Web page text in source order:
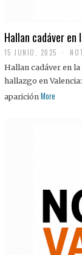
Hallan cadáver
15 JUNIO, 2025
Hallan cadáver en
hallazgo en
aparición More